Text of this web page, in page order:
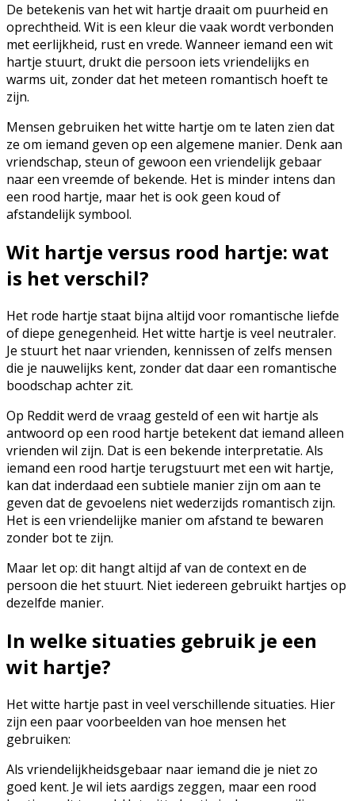
De betekenis van het wit hartje draait om puurheid en
oprechtheid. Wit is een kleur die vaak wordt verbonden
met eerlijkheid, rust en vrede. Wanneer iemand een wit
hartje stuurt, drukt die persoon iets vriendelijks en
warms uit, zonder dat het meteen romantisch hoeft te
zijn.
Mensen gebruiken het witte hartje om te laten zien dat
ze om iemand geven op een algemene manier. Denk aan
vriendschap, steun of gewoon een vriendelijk gebaar
naar een vreemde of bekende. Het is minder intens dan
een rood hartje, maar het is ook geen koud of
afstandelijk symbool.
Wit hartje versus rood hartje: wat
is het verschil?
Het rode hartje staat bijna altijd voor romantische liefde
of diepe genegenheid. Het witte hartje is veel neutraler.
Je stuurt het naar vrienden, kennissen of zelfs mensen
die je nauwelijks kent, zonder dat daar een romantische
boodschap achter zit.
Op Reddit werd de vraag gesteld of een wit hartje als
antwoord op een rood hartje betekent dat iemand alleen
vrienden wil zijn. Dat is een bekende interpretatie. Als
iemand een rood hartje terugstuurt met een wit hartje,
kan dat inderdaad een subtiele manier zijn om aan te
geven dat de gevoelens niet wederzijds romantisch zijn.
Het is een vriendelijke manier om afstand te bewaren
zonder bot te zijn.
Maar let op: dit hangt altijd af van de context en de
persoon die het stuurt. Niet iedereen gebruikt hartjes op
dezelfde manier.
In welke situaties gebruik je een
wit hartje?
Het witte hartje past in veel verschillende situaties. Hier
zijn een paar voorbeelden van hoe mensen het
gebruiken:
Als vriendelijkheidsgebaar naar iemand die je niet zo
goed kent. Je wil iets aardigs zeggen, maar een rood